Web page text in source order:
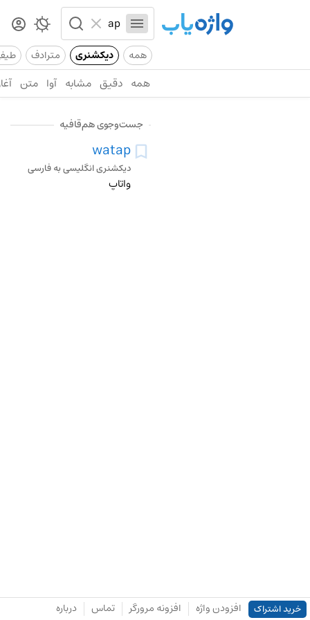
همه دیکشنری مترادف
همه دقیق مشابه آوا متن
جست‌وجوی هم‌قافیه
watap
دیکشنری انگلیسی به فارسی
واتاپ
خرید اشتراک افزودن واژه افزونه مرورگر تماس درباره